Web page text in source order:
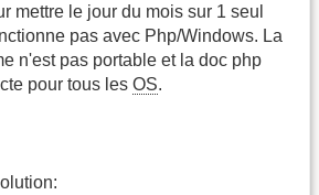
mettre le jour du mois sur 1 seul
pas avec Php/Windows. La
n'est pas portable et la doc php
pour tous les OS.